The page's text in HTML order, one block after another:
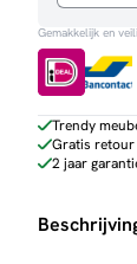
Paola
aantal
Gemakkelijk en
Trendy
Gratis retour
2 jaar